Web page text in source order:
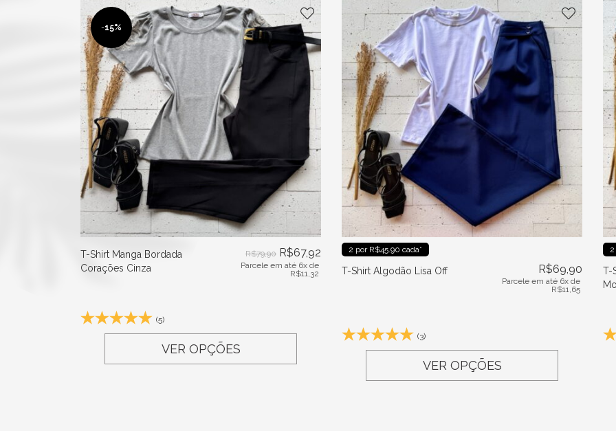
-15%
T-Shirt Manga Bordada
Corações Cinza
R$79,90 R$67,92
Parcele em até 6x de
R$11,32
(5)
VER OPÇÕES
2 por R$45.90 cada*
T-Shirt Algodão Lisa Off R$69,90
Parcele em até 6x de
R$11,65
(3)
VER OPÇÕES
T-